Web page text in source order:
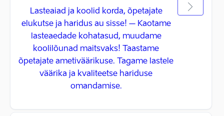
Lasteaiad ja koolid korda, õpetajate
elukutse ja haridus au sisse! – Kaotame
lasteaedade kohatasud, muudame
koolilõunad maitsvaks! Taastame
õpetajate ametiväärikuse. Tagame lastele
väärika ja kvaliteetse hariduse
omandamise.